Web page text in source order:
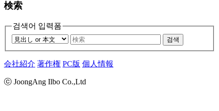
検索
검색어 입력폼
검색
会社紹介 著作権 PC版 個人情報
ⓒ JoongAng Ilbo Co.,Ltd